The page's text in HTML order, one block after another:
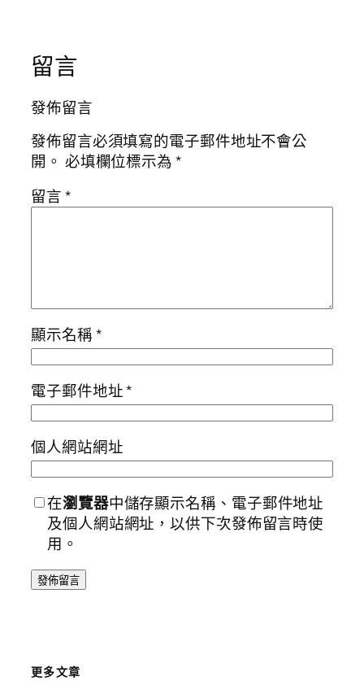
留言
發佈留言
發佈留言必須填寫的電子郵件地址不會公
開。 必填欄位標示為*
留言*
顯示名稱*
電子郵件地址*
個人網站網址
在瀏覽器中儲存顯示名稱、電子郵件地址
及個人網站網址，以供下次發佈留言時使
用。
更多文章